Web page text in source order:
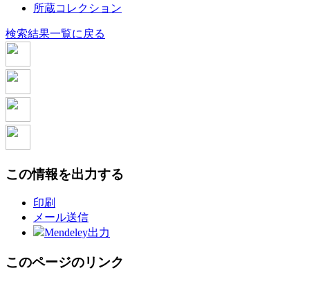
所蔵コレクション
検索結果一覧に戻る
この情報を出力する
印刷
メール送信
Mendeley出力
このページのリンク